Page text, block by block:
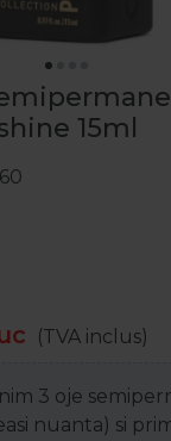
15ml
(TVA inclus)
3 oje
nuanta) si